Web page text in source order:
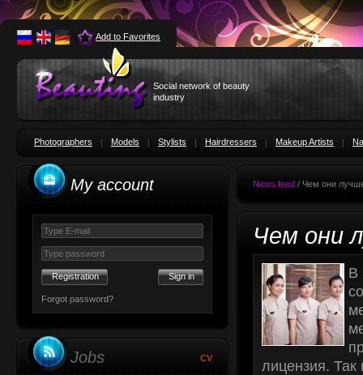
Add to Favorites
Social network of beauty
industry
Photographers Models Stylists Hairdressers Makeup Artists
My account
Registration
Forgot password?
Jobs CV
News feed / Чем они
Чем они
В
лицензия. Так